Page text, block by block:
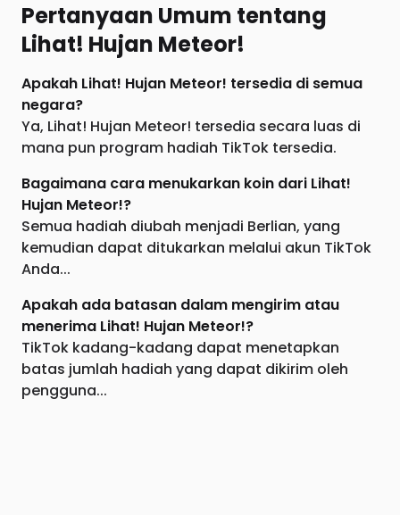
Pertanyaan Umum tentang
Lihat! Hujan Meteor!
Apakah Lihat! Hujan Meteor! tersedia di semua
negara?
Ya, Lihat! Hujan Meteor! tersedia secara luas di
mana pun program hadiah TikTok tersedia.
Bagaimana cara menukarkan koin dari Lihat!
Hujan Meteor!?
Semua hadiah diubah menjadi Berlian, yang
kemudian dapat ditukarkan melalui akun TikTok
Anda...
Apakah ada batasan dalam mengirim atau
menerima Lihat! Hujan Meteor!?
TikTok kadang-kadang dapat menetapkan
batas jumlah hadiah yang dapat dikirim oleh
pengguna...